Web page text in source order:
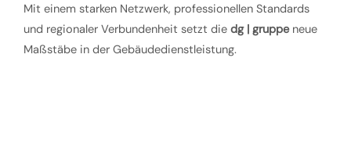
Mit einem starken Netzwerk, professionellen Standards
und regionaler Verbundenheit setzt die dg | gruppeneue
Maßstäbe in der Gebäudedienstleistung.